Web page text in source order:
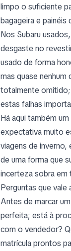
limpo o suficiente
bagageira e
Nos Subaru
desgaste no
usado de forma
mas quase
totalmente omitido;
estas falhas
Há aqui também
expectativa muito
viagens de
de uma forma que
incerteza sobra em
Perguntas que vale
Antes de marcar
perfeita; está à
com o vendedor?
matrícula prontos